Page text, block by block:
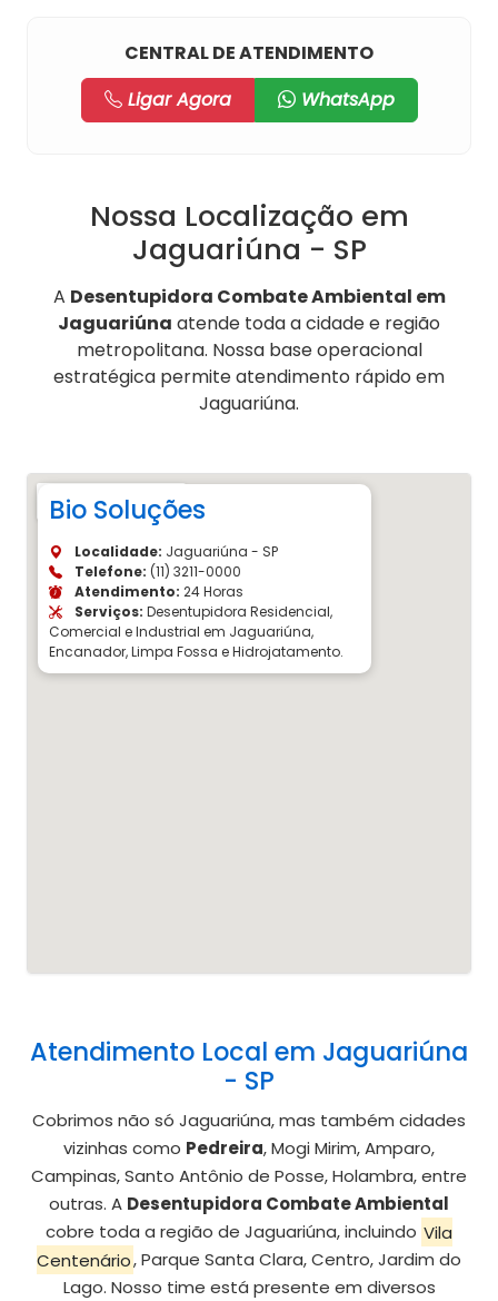
CENTRAL DE ATENDIMENTO
Ligar Agora
WhatsApp
Nossa Localização em
Jaguariúna - SP
A Desentupidora Combate Ambiental em
Jaguariúna atende toda a cidade e região
metropolitana. Nossa base operacional
estratégica permite atendimento rápido em
Jaguariúna.
Bio Soluções
Localidade: Jaguariúna - SP
Telefone: (11) 3211-0000
Atendimento: 24 Horas
Serviços: Desentupidora Residencial,
Comercial e Industrial em Jaguariúna,
Encanador, Limpa Fossa e Hidrojatamento.
Atendimento Local em Jaguariúna
- SP
Cobrimos não só Jaguariúna, mas também cidades
vizinhas como Pedreira, Mogi Mirim, Amparo,
Campinas, Santo Antônio de Posse, Holambra, entre
outras. A Desentupidora Combate Ambiental
cobre toda a região de Jaguariúna, incluindo Vila
Centenário, Parque Santa Clara, Centro, Jardim do
Lago. Nosso time está presente em diversos